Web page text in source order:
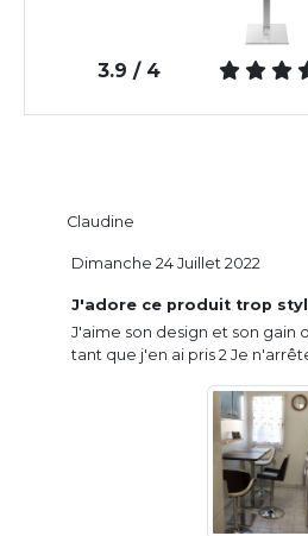
3.9 / 4
Claudine
J'adore ce produit trop
J'aime son design et son gain
tant que j'en ai pris 2 Je
Dimanche 24 Juillet 2022